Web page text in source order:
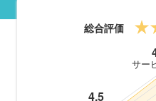
総合評価
サー
4.5